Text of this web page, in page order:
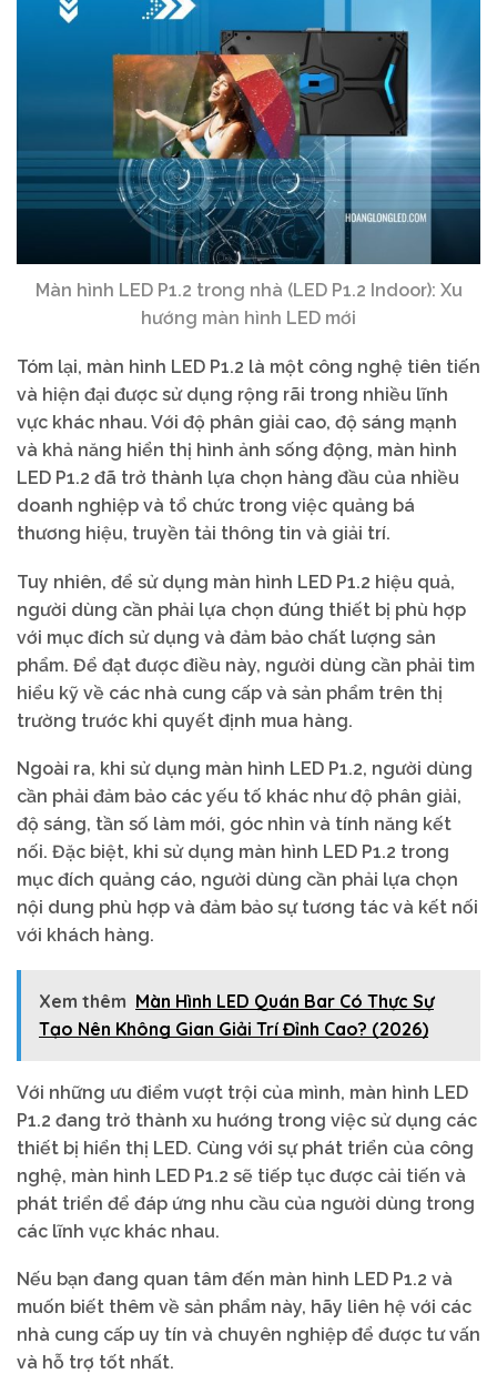
Màn hình LED P1.2 trong nhà (LED P1.2 Indoor): Xu
hướng màn hình LED mới
Tóm lại, màn hình LED P1.2 là một công nghệ tiên tiến
và hiện đại được sử dụng rộng rãi trong nhiều lĩnh
vực khác nhau. Với độ phân giải cao, độ sáng mạnh
và khả năng hiển thị hình ảnh sống động, màn hình
LED P1.2 đã trở thành lựa chọn hàng đầu của nhiều
doanh nghiệp và tổ chức trong việc quảng bá
thương hiệu, truyền tải thông tin và giải trí.
Tuy nhiên, để sử dụng màn hình LED P1.2 hiệu quả,
người dùng cần phải lựa chọn đúng thiết bị phù hợp
với mục đích sử dụng và đảm bảo chất lượng sản
phẩm. Để đạt được điều này, người dùng cần phải tìm
hiểu kỹ về các nhà cung cấp và sản phẩm trên thị
trường trước khi quyết định mua hàng.
Ngoài ra, khi sử dụng màn hình LED P1.2, người dùng
cần phải đảm bảo các yếu tố khác như độ phân giải,
độ sáng, tần số làm mới, góc nhìn và tính năng kết
nối. Đặc biệt, khi sử dụng màn hình LED P1.2 trong
mục đích quảng cáo, người dùng cần phải lựa chọn
nội dung phù hợp và đảm bảo sự tương tác và kết nối
với khách hàng.
Xem thêm Màn Hình LED Quán Bar Có Thực Sự
Tạo Nên Không Gian Giải Trí Đỉnh Cao? (2026)
Với những ưu điểm vượt trội của mình, màn hình LED
P1.2 đang trở thành xu hướng trong việc sử dụng các
thiết bị hiển thị LED. Cùng với sự phát triển của công
nghệ, màn hình LED P1.2 sẽ tiếp tục được cải tiến và
phát triển để đáp ứng nhu cầu của người dùng trong
các lĩnh vực khác nhau.
Nếu bạn đang quan tâm đến màn hình LED P1.2 và
muốn biết thêm về sản phẩm này, hãy liên hệ với các
nhà cung cấp uy tín và chuyên nghiệp để được tư vấn
và hỗ trợ tốt nhất.